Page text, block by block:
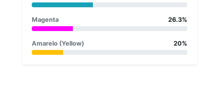
Magenta 26.3%
Amarelo (Yellow) 20%